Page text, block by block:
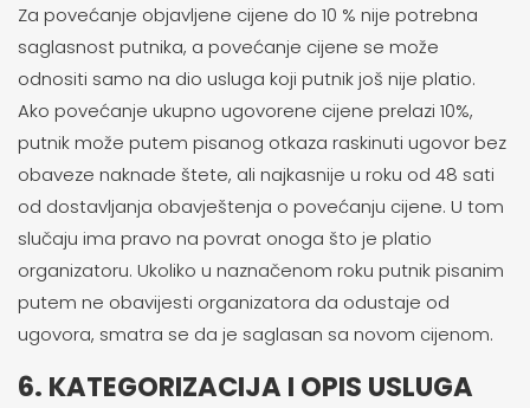
Za povećanje objavljene cijene do 10 % nije potrebna
saglasnost putnika, a povećanje cijene se može
odnositi samo na dio usluga koji putnik još nije platio.
Ako povećanje ukupno ugovorene cijene prelazi 10%,
putnik može putem pisanog otkaza raskinuti ugovor bez
obaveze naknade štete, ali najkasnije u roku od 48 sati
od dostavljanja obavještenja o povećanju cijene. U tom
slučaju ima pravo na povrat onoga što je platio
organizatoru. Ukoliko u naznačenom roku putnik pisanim
putem ne obavijesti organizatora da odustaje od
ugovora, smatra se da je saglasan sa novom cijenom.
6. KATEGORIZACIJA I OPIS USLUGA